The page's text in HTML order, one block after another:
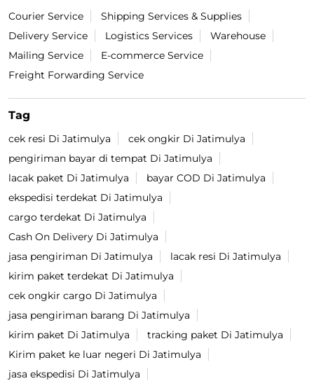
Courier Service
Shipping Services & Supplies
Delivery Service
Logistics Services
Warehouse
Mailing Service
E-commerce Service
Freight Forwarding Service
Tag
cek resi Di Jatimulya
cek ongkir Di Jatimulya
pengiriman bayar di tempat Di Jatimulya
lacak paket Di Jatimulya
bayar COD Di Jatimulya
ekspedisi terdekat Di Jatimulya
cargo terdekat Di Jatimulya
Cash On Delivery Di Jatimulya
jasa pengiriman Di Jatimulya
lacak resi Di Jatimulya
kirim paket terdekat Di Jatimulya
cek ongkir cargo Di Jatimulya
jasa pengiriman barang Di Jatimulya
kirim paket Di Jatimulya
tracking paket Di Jatimulya
Kirim paket ke luar negeri Di Jatimulya
jasa ekspedisi Di Jatimulya